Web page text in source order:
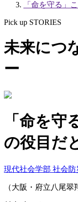
「命を守る」
Pick up STORIES
未来につ
ー
「命を守
の役目だ
現代社会学部 社会防
（大阪・府立八尾翠